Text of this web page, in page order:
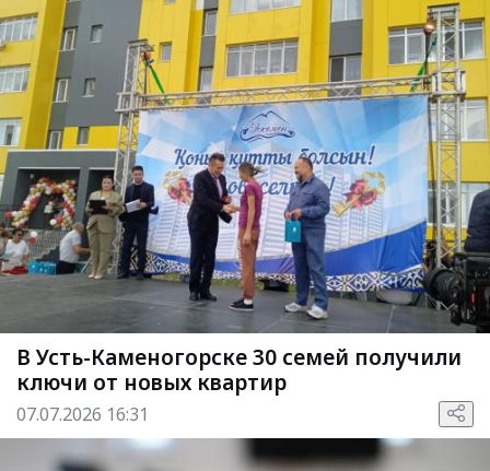
В Усть-Каменогорске 30 семей получили
ключи от новых квартир
07.07.2026 16:31